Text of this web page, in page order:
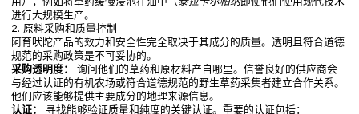
进行大规模生产。
2. 原料采购和质量控制
阿育吠陀产品的效力和安全性完全取决于其成分的质量。透明且符合道德
规范的采购政策是不可妥协的。
采购透明度：
询问他们的草药和原材料产自哪里。信誉良好的供应商会
与经过认证的有机农场或符合道德规范的野生草药采集者建立合作关系。
他们应该能够提供主要成分的地理来源信息。
认证：
寻找能够验证质量和纯度的关键认证。重要的认证包括：